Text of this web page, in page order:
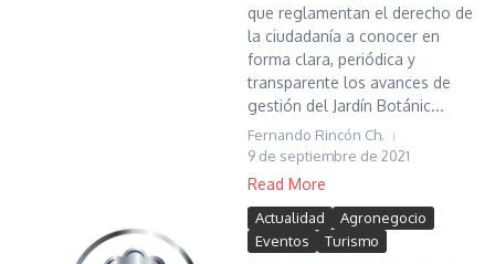
que reglamentan el derecho de
la ciudadanía a conocer en
forma clara, periódica y
transparente los avances de
gestión del Jardín Botánic...
Fernando Rincón Ch.
9 de septiembre de 2021
Read More
Actualidad
Agronegocio
Eventos
Turismo